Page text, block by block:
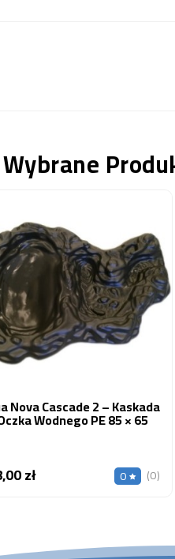
Wybrane
Nova Cascade 2 – Kaskada
Wodnego PE 85 × 65
złCena 0 (0)